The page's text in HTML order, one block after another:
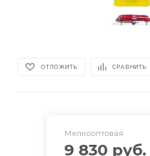
ОТЛОЖИТЬ СРАВНИТЬ
Мелкооптовая
9 830 руб.